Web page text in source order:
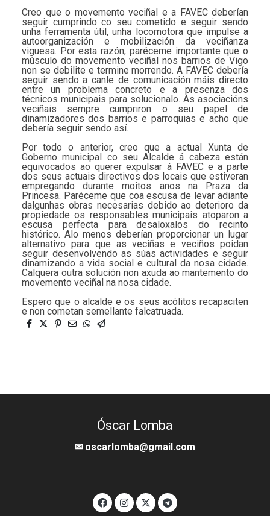
Creo que o movemento veciñal e a FAVEC deberían
seguir cumprindo co seu cometido e seguir sendo
unha ferramenta útil, unha locomotora que impulse a
autoorganización e mobilización da veciñanza
viguesa. Por esta razón, paréceme importante que o
músculo do movemento veciñal nos barrios de Vigo
non se debilite e termine morrendo. A FAVEC debería
seguir sendo a canle de comunicación máis directo
entre un problema concreto e a presenza dos
técnicos municipais para solucionalo. As asociacións
veciñais sempre cumpriron o seu papel de
dinamizadores dos barrios e parroquias e acho que
debería seguir sendo así.
Por todo o anterior, creo que a actual Xunta de
Goberno municipal co seu Alcalde á cabeza están
equivocados ao querer expulsar á FAVEC e a parte
dos seus actuais directivos dos locais que estiveran
empregando durante moitos anos na Praza da
Princesa. Paréceme que coa escusa de levar adiante
dalgunhas obras necesarias debido ao deterioro da
propiedade os responsables municipais atoparon a
escusa perfecta para desaloxalos do recinto
histórico. Alo menos deberían proporcionar un lugar
alternativo para que as veciñas e veciños poidan
seguir desenvolvendo as súas actividades e seguir
dinamizando a vida social e cultural da nosa cidade.
Calquera outra solución non axuda ao mantemento do
movemento veciñal na nosa cidade.
Espero que o alcalde e os seus acólitos recapaciten
e non cometan semellante falcatruada.
Óscar Lomba
✉ oscarlomba@gmail.com